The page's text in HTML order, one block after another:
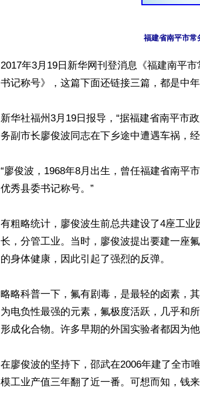
福建省南平市常
2017年3月19日新华网刊登消息《福建南平
书记称号》，这篇下面还链接三篇，都是中
新华社福州3月19日报导，“据福建省南平市
务副市长廖俊波同志在下乡途中遭遇车祸，经
“廖俊波，1968年8月出生，曾任福建省南平
优秀县委书记称号。”
有粗略统计，廖俊波生前总共建设了4座工
长，分管工业。当时，廖俊波提出要建一座
的身体健康，因此引起了强烈的反弹。
略略科普一下，氟有剧毒，是最轻的卤素，
为电负性最强的元素，氟极度活跃，几乎和
形成化合物。许多早期的外国实验者都因为
在廖俊波的坚持下，邵武在2006年建了全市
模工业产值三年翻了近一番。可想而知，钱